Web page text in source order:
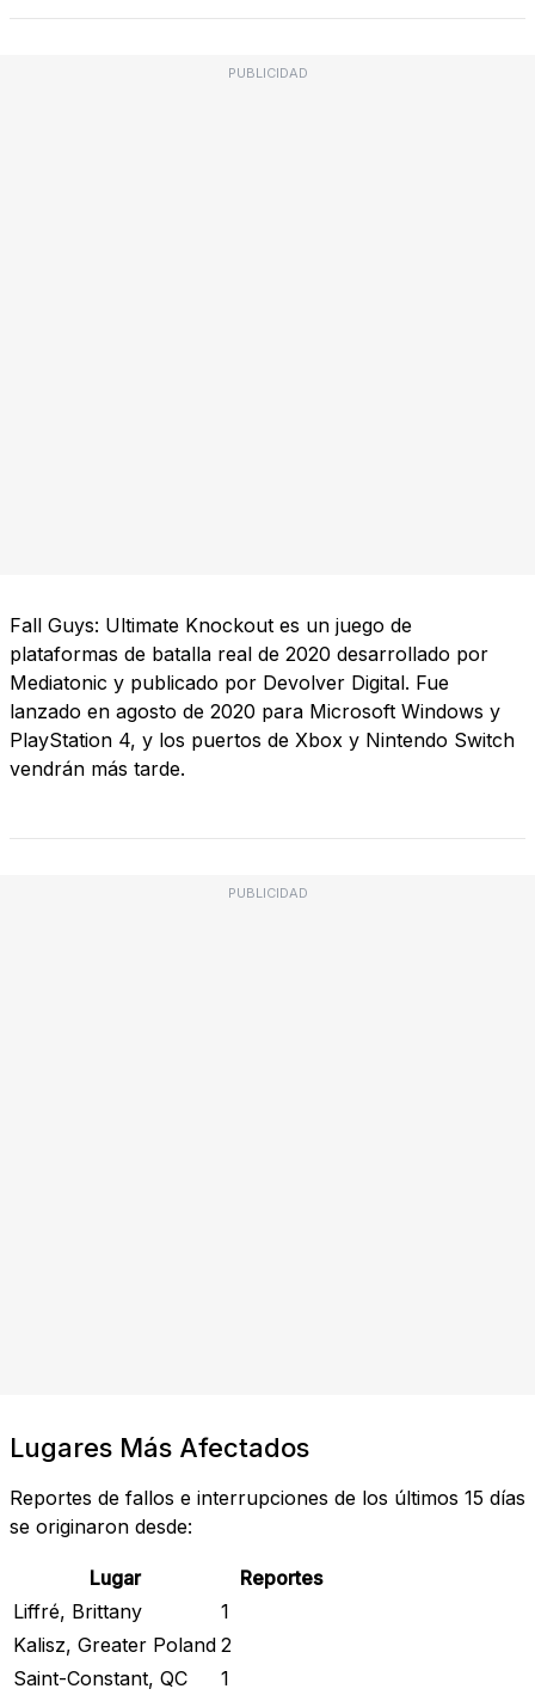
PUBLICIDAD
Fall Guys: Ultimate Knockout es un juego de
plataformas de batalla real de 2020 desarrollado por
Mediatonic y publicado por Devolver Digital. Fue
lanzado en agosto de 2020 para Microsoft Windows y
PlayStation 4, y los puertos de Xbox y Nintendo Switch
vendrán más tarde.
PUBLICIDAD
Lugares Más Afectados
Reportes de fallos e interrupciones de los últimos 15 días
se originaron desde:
Lugar
Reportes
Liffré, Brittany
1
Kalisz, Greater Poland 2
Saint-Constant, QC
1